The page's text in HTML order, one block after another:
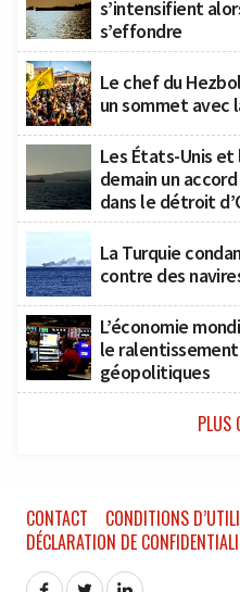
s’intensifient
s’effondre
Le chef du
un sommet avec
Les États-Unis
demain un
dans le détroit
La Turquie
contre des
L’économie
le
géopolitiques
PLUS
CONTACT
CONDITIONS
DÉCLARATION DE